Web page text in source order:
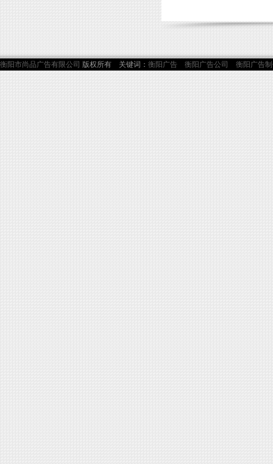
衡阳市尚品广告有限公司 版权所有 关键词： 衡阳广告 衡阳广告公司 衡阳广告